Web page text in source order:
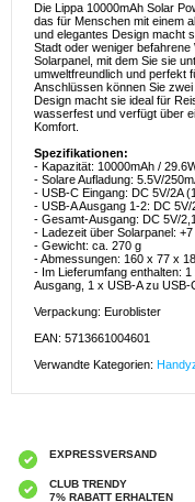
Die Lippa 10000mAh Solar
das für Menschen mit einem
und elegantes Design macht
Stadt oder weniger
Solarpanel, mit dem Sie sie
umweltfreundlich und perfekt
Anschlüssen können Sie
Design macht sie ideal für
wasserfest und verfügt über
Komfort.
Spezifikationen:
- Kapazität: 10000mAh /
- Solare Aufladung: 5.5V/
- USB-C Eingang: DC 5V/2A
- USB-A Ausgang 1-2: DC
- Gesamt-Ausgang: DC 5V/
- Ladezeit über Solarpanel:
- Gewicht: ca. 270 g
- Abmessungen: 160 x 77 x
- Im Lieferumfang enthalten:
Ausgang, 1 x USB-A zu USB-
Verpackung: Euroblister
EAN: 5713661004601
Verwandte Kategorien:
EXPRESSVERSAND
CLUB TRENDY
7% RABATT ERHALTEN